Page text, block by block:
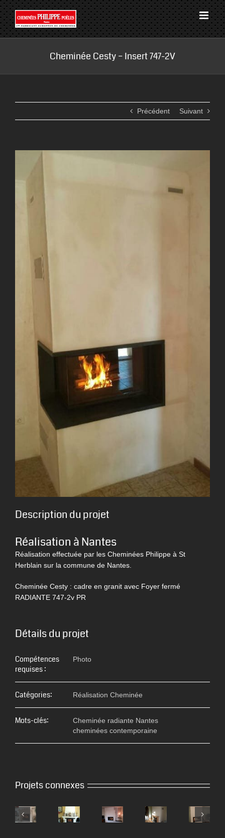
Passer
au
contenu
Cheminée Cesty – Insert 747-2V
Précédent Suivant
Description du projet
Réalisation à Nantes
Réalisation effectuée par les Cheminées Philippe à St
Herblain sur la commune de Nantes.
Cheminée Cesty : cadre en granit avec Foyer fermé
RADIANTE 747-2v PR
Détails du projet
Compétences
requises :
Photo
Catégories: Réalisation Cheminée
Mots-clés:
Cheminée radiante Nantes
cheminées contemporaine
Projets connexes